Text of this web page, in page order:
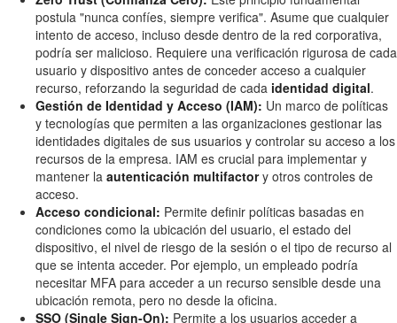
postula "nunca confíes, siempre verifica". Asume que cualquier
intento de acceso, incluso desde dentro de la red corporativa,
podría ser malicioso. Requiere una verificación rigurosa de cada
usuario y dispositivo antes de conceder acceso a cualquier
recurso, reforzando la seguridad de cada identidad digital.
Gestión de Identidad y Acceso (IAM): Un marco de políticas
y tecnologías que permiten a las organizaciones gestionar las
identidades digitales de sus usuarios y controlar su acceso a los
recursos de la empresa. IAM es crucial para implementar y
mantener la autenticación multifactory otros controles de
acceso.
Acceso condicional: Permite definir políticas basadas en
condiciones como la ubicación del usuario, el estado del
dispositivo, el nivel de riesgo de la sesión o el tipo de recurso al
que se intenta acceder. Por ejemplo, un empleado podría
necesitar MFA para acceder a un recurso sensible desde una
ubicación remota, pero no desde la oficina.
SSO (Single Sign-On): Permite a los usuarios acceder a